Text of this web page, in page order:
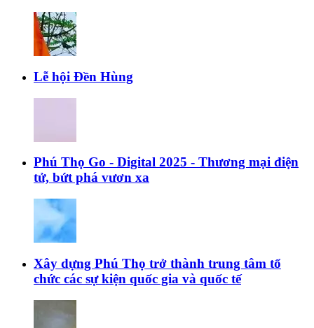
Lễ hội Đền Hùng
Phú Thọ Go - Digital 2025 - Thương mại điện
tử, bứt phá vươn xa
Xây dựng Phú Thọ trở thành trung tâm tổ
chức các sự kiện quốc gia và quốc tế